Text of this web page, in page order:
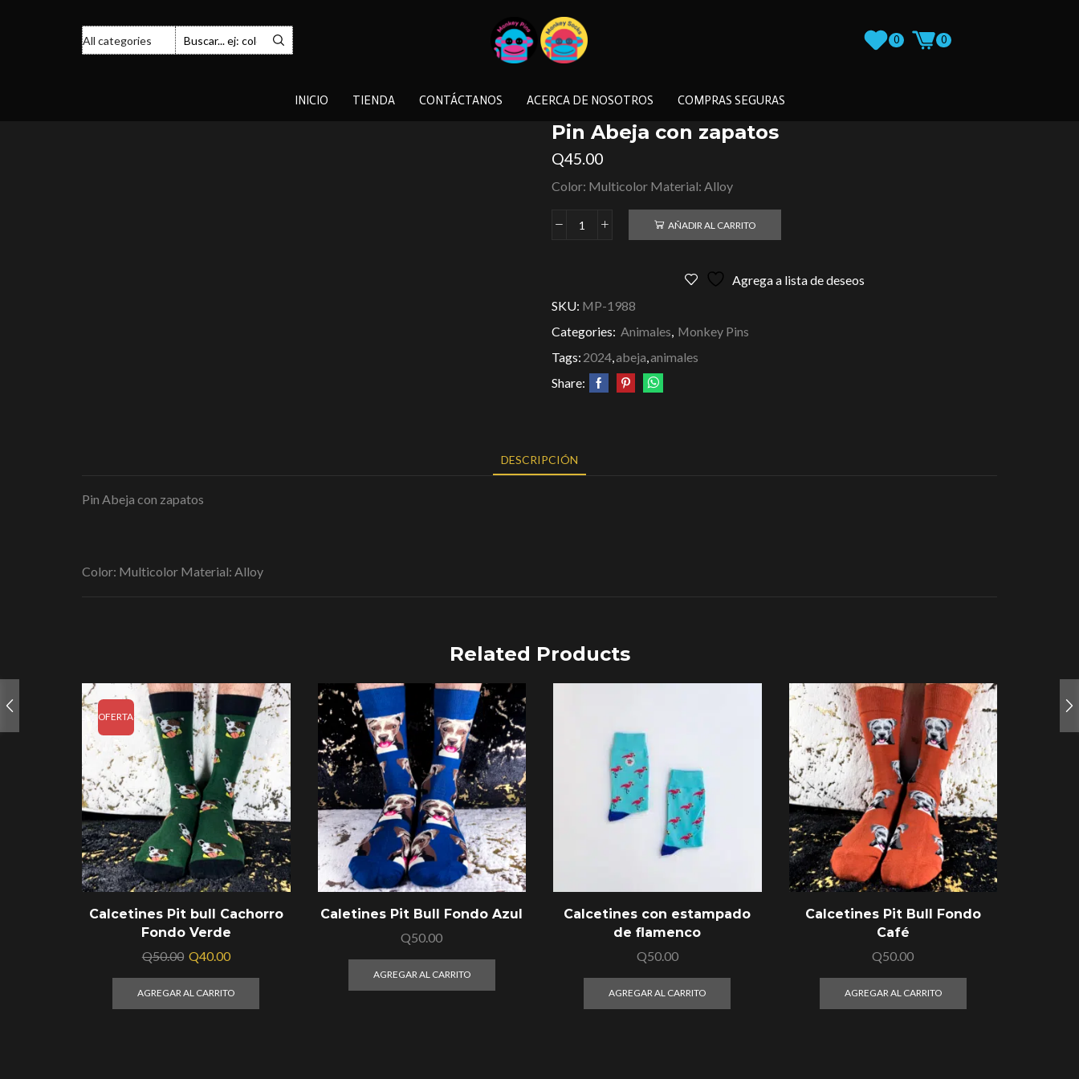
0 0
INICIO TIENDA CONTÁCTANOS ACERCA DE NOSOTROS COMPRAS SEGURAS
Pin Abeja con zapatos
Q45.00
Color: Multicolor Material: Alloy
AÑADIR AL CARRITO
Agrega a lista de deseos
SKU: MP-1988
Categories: Animales, Monkey Pins
Tags: 2024,abeja,animales
Share:
DESCRIPCIÓN
Pin Abeja con zapatos
Color: Multicolor Material: Alloy
Related Products
OFERTA
Calcetines Pit bull Cachorro
Fondo Verde
Q50.00 Q40.00
AGREGAR AL CARRITO
Caletines Pit Bull Fondo Azul
Q50.00
AGREGAR AL CARRITO
Calcetines con estampado
de flamenco
Q50.00
AGREGAR AL CARRITO
Calcetines Pit Bull Fondo
Café
Q50.00
AGREGAR AL CARRITO